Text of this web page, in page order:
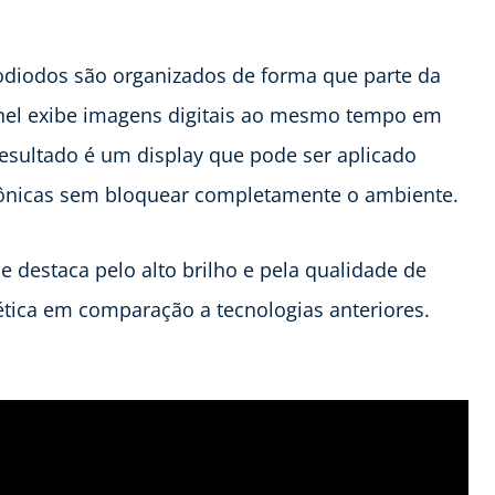
são organizados de forma que parte da
exibe imagens digitais ao mesmo tempo em
é um display que pode ser aplicado
sem bloquear completamente o ambiente.
destaca pelo alto brilho e pela qualidade de
em comparação a tecnologias anteriores.